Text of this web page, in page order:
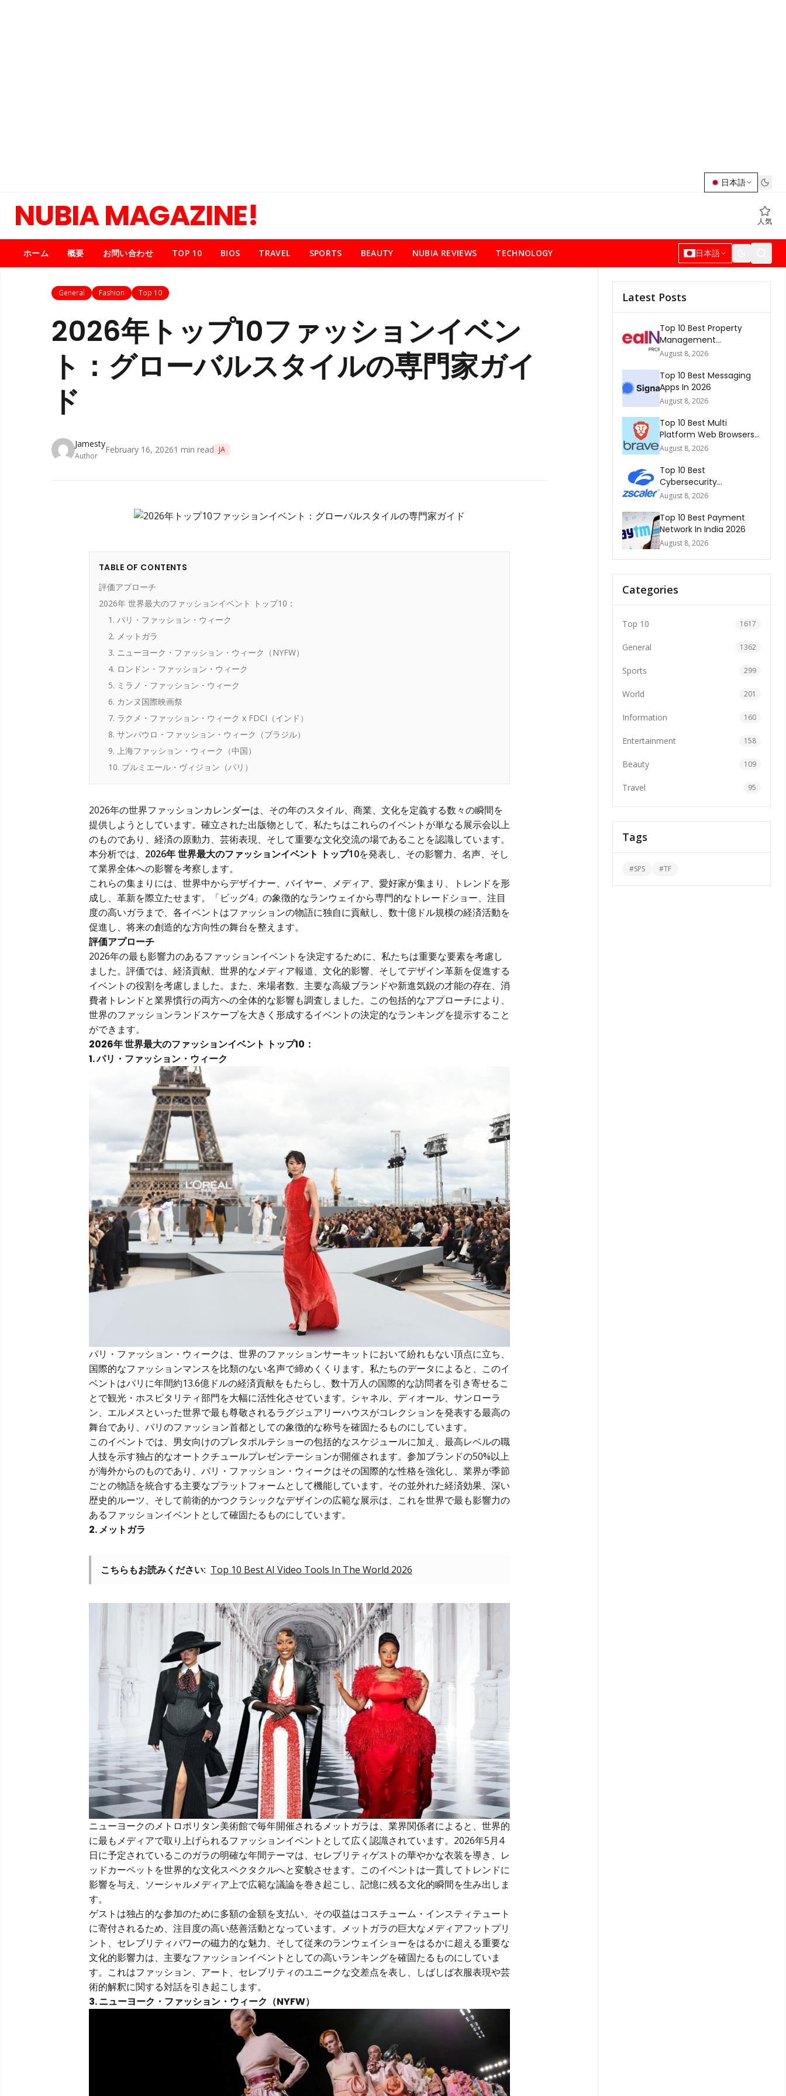
日本語
NUBIA MAGAZINE! 人気
ホーム 概要 お問い合わせ TOP 10 BIOS TRAVEL SPORTS BEAUTY NUBIA REVIEWS TECHNOLOGY 日本語
General Fashion Top 10
2026年トップ10ファッションイベン
ト：グローバルスタイルの専門家ガイ
ド
Jamesty
Author
February 16, 20261 min read JA
TABLE OF CONTENTS
評価アプローチ
2026年 世界最大のファッションイベント トップ10：
1. パリ・ファッション・ウィーク
2. メットガラ
3. ニューヨーク・ファッション・ウィーク（NYFW）
4. ロンドン・ファッション・ウィーク
5. ミラノ・ファッション・ウィーク
6. カンヌ国際映画祭
7. ラクメ・ファッション・ウィーク x FDCI（インド）
8. サンパウロ・ファッション・ウィーク（ブラジル）
9. 上海ファッション・ウィーク（中国）
10. プルミエール・ヴィジョン（パリ）
2026年の世界ファッションカレンダーは、その年のスタイル、商業、文化を定義する数々の瞬間を
提供しようとしています。確立された出版物として、私たちはこれらのイベントが単なる展示会以上
のものであり、経済の原動力、芸術表現、そして重要な文化交流の場であることを認識しています。
本分析では、 2026年 世界最大のファッションイベント トップ10を発表し、その影響力、名声、そし
て業界全体への影響を考察します。
これらの集まりには、世界中からデザイナー、バイヤー、メディア、愛好家が集まり、トレンドを形
成し、革新を際立たせます。「ビッグ4」の象徴的なランウェイから専門的なトレードショー、注目
度の高いガラまで、各イベントはファッションの物語に独自に貢献し、数十億ドル規模の経済活動を
促進し、将来の創造的な方向性の舞台を整えます。
評価アプローチ
2026年の最も影響力のあるファッションイベントを決定するために、私たちは重要な要素を考慮し
ました。評価では、経済貢献、世界的なメディア報道、文化的影響、そしてデザイン革新を促進する
イベントの役割を考慮しました。また、来場者数、主要な高級ブランドや新進気鋭の才能の存在、消
費者トレンドと業界慣行の両方への全体的な影響も調査しました。この包括的なアプローチにより、
世界のファッションランドスケープを大きく形成するイベントの決定的なランキングを提示すること
ができます。
2026年 世界最大のファッションイベント トップ10：
1. パリ・ファッション・ウィーク
パリ・ファッション・ウィークは、世界のファッションサーキットにおいて紛れもない頂点に立ち、
国際的なファッションマンスを比類のない名声で締めくくります。私たちのデータによると、このイ
ベントはパリに年間約13.6億ドルの経済貢献をもたらし、数十万人の国際的な訪問者を引き寄せるこ
とで観光・ホスピタリティ部門を大幅に活性化させています。シャネル、ディオール、サンローラ
ン、エルメスといった世界で最も尊敬されるラグジュアリーハウスがコレクションを発表する最高の
舞台であり、パリのファッション首都としての象徴的な称号を確固たるものにしています。
このイベントでは、男女向けのプレタポルテショーの包括的なスケジュールに加え、最高レベルの職
人技を示す独占的なオートクチュールプレゼンテーションが開催されます。参加ブランドの50%以上
が海外からのものであり、パリ・ファッション・ウィークはその国際的な性格を強化し、業界が季節
ごとの物語を統合する主要なプラットフォームとして機能しています。その並外れた経済効果、深い
歴史的ルーツ、そして前衛的かつクラシックなデザインの広範な展示は、これを世界で最も影響力の
あるファッションイベントとして確固たるものにしています。
2. メットガラ
こちらもお読みください: Top 10 Best AI Video Tools In The World 2026
ニューヨークのメトロポリタン美術館で毎年開催されるメットガラは、業界関係者によると、世界的
に最もメディアで取り上げられるファッションイベントとして広く認識されています。2026年5月4
日に予定されているこのガラの明確な年間テーマは、セレブリティゲストの華やかな衣装を導き、レ
ッドカーペットを世界的な文化スペクタクルへと変貌させます。このイベントは一貫してトレンドに
影響を与え、ソーシャルメディア上で広範な議論を巻き起こし、記憶に残る文化的瞬間を生み出しま
す。
ゲストは独占的な参加のために多額の金額を支払い、その収益はコスチューム・インスティテュート
に寄付されるため、注目度の高い慈善活動となっています。メットガラの巨大なメディアフットプリ
ント、セレブリティパワーの磁力的な魅力、そして従来のランウェイショーをはるかに超える重要な
文化的影響力は、主要なファッションイベントとしての高いランキングを確固たるものにしていま
す。これはファッション、アート、セレブリティのユニークな交差点を表し、しばしば衣服表現や芸
術的解釈に関する対話を引き起こします。
3. ニューヨーク・ファッション・ウィーク（NYFW）
Latest Posts
Top 10 Best Property
Management
Companies In South
August 8, 2026
Top 10 Best Messaging
Apps In 2026
August 8, 2026
Top 10 Best Multi
Platform Web Browsers
In The world 2026
August 8, 2026
Top 10 Best
Cybersecurity
Companies In America
August 8, 2026
Top 10 Best Payment
Network In India 2026
August 8, 2026
Categories
Top 10 1617
General 1362
Sports 299
World 201
Information 160
Entertainment 158
Beauty 109
Travel 95
Tags
#SPS #TF